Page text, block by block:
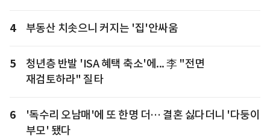
4 부동산 치솟으니 커지는 '집'안싸움
5
청년층 반발 'ISA 혜택 축소'에... 李 "전면
재검토하라" 질타
6
'독수리 오남매'에 또 한명 더… 결혼 싫다더니 '다둥이
부모' 됐다